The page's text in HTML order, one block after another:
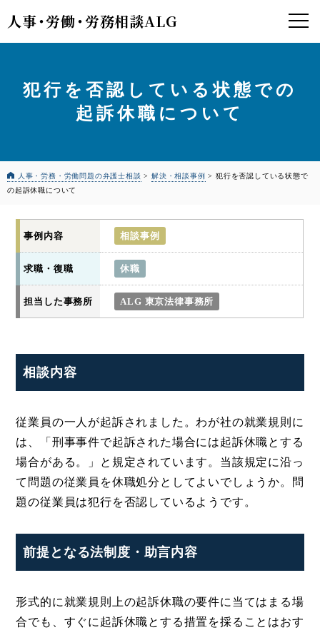
人事・労働・労務相談ALG
犯行を否認している状態での
起訴休職について
人事・労務・労働問題の弁護士相談 >解決・相談事例 >犯行を否認している状態で
の起訴休職について
事例内容 相談事例
求職・復職 休職
担当した事務所 ALG 東京法律事務所
相談内容
従業員の一人が起訴されました。わが社の就業規則に
は、「刑事事件で起訴された場合には起訴休職とする
場合がある。」と規定されています。当該規定に沿っ
て問題の従業員を休職処分としてよいでしょうか。問
題の従業員は犯行を否認しているようです。
前提となる法制度・助言内容
形式的に就業規則上の起訴休職の要件に当てはまる場
合でも、すぐに起訴休職とする措置を採ることはおす